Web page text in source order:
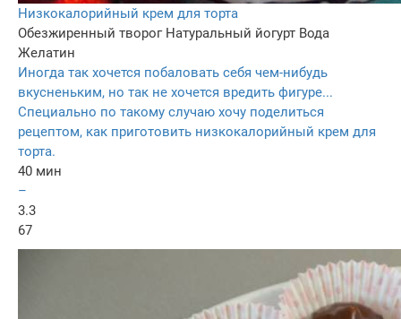
Низкокалорийный крем для торта
Обезжиренный творог Натуральный йогурт Вода
Желатин
Иногда так хочется побаловать себя чем-нибудь
вкусненьким, но так не хочется вредить фигуре...
Специально по такому случаю хочу поделиться
рецептом, как приготовить низкокалорийный крем для
торта.
40 мин
–
3.3
67